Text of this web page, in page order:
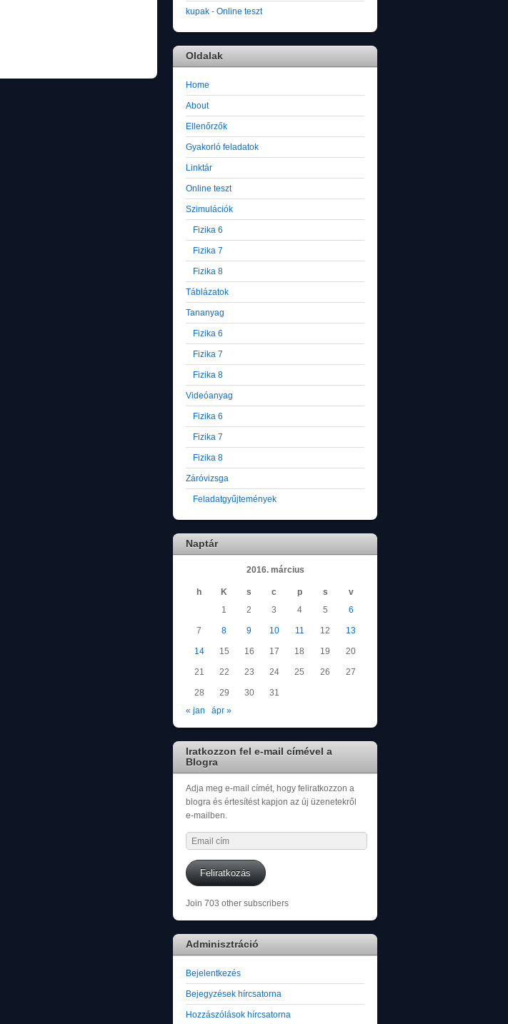
kupak - Online teszt
Oldalak
Home
About
Ellenőrzők
Gyakorló feladatok
Linktár
Online teszt
Szimulációk
Fizika 6
Fizika 7
Fizika 8
Táblázatok
Tananyag
Fizika 6
Fizika 7
Fizika 8
Videóanyag
Fizika 6
Fizika 7
Fizika 8
Záróvizsga
Feladatgyűjtemények
Naptár
2016. március
h K s c p s
v
1
2 3 4 5 6
7 8 9 10 11 12 13
14 15 16 17 18 19 20
21 22 23 24 25 26 27
28 29 30
31
« jan
ápr »
Iratkozzon fel e-mail címével a
Blogra
Adja meg e-mail címét, hogy feliratkozzon a
blogra és értesítést kapjon az új üzenetekről
e-mailben.
Email
cím
Feliratkozás
Join 703 other subscribers
Adminisztráció
Bejelentkezés
Bejegyzések hírcsatorna
Hozzászólások hírcsatorna